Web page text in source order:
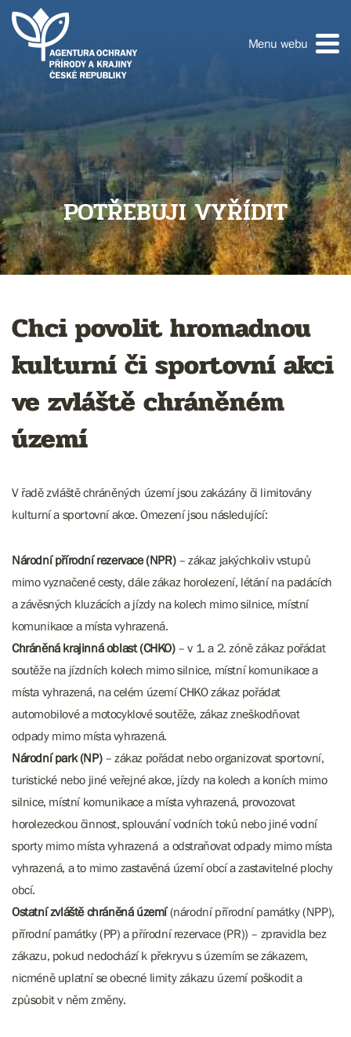
Menu webu
POTŘEBUJI VYŘÍDIT
Chci povolit hromadnou
kulturní či sportovní akci
ve zvláště chráněném
území
V řadě zvláště chráněných území jsou zakázány či limitovány
kulturní a sportovní akce. Omezení jsou následující:
Národní přírodní rezervace (NPR)– zákaz jakýchkoliv vstupů
mimo vyznačené cesty, dále zákaz horolezení, létání na padácích
a závěsných kluzácích a jízdy na kolech mimo silnice, místní
komunikace a místa vyhrazená.
Chráněná krajinná oblast (CHKO)– v 1. a 2. zóně zákaz pořádat
soutěže na jízdních kolech mimo silnice, místní komunikace a
místa vyhrazená, na celém území CHKO zákaz pořádat
automobilové a motocyklové soutěže, zákaz zneškodňovat
odpady mimo místa vyhrazená.
Národní park (NP)– zákaz pořádat nebo organizovat sportovní,
turistické nebo jiné veřejné akce, jízdy na kolech a koních mimo
silnice, místní komunikace a místa vyhrazená, provozovat
horolezeckou činnost, splouvání vodních toků nebo jiné vodní
sporty mimo místa vyhrazená a odstraňovat odpady mimo místa
vyhrazená, a to mimo zastavěná území obcí a zastavitelné plochy ​​​​​​
obcí.
Ostatní zvláště chráněná území(národní přírodní památky (NPP),
přírodní památky (PP) a přírodní rezervace (PR)) – zpravidla bez
zákazu, pokud nedochází k překryvu s územím se zákazem,
nicméně uplatní se obecné limity zákazu území poškodit a
způsobit v něm změny.